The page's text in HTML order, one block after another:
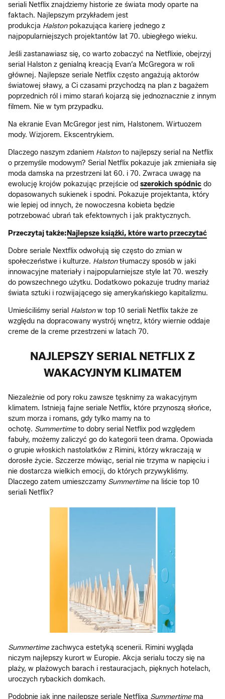
seriali Netflix znajdziemy historie ze świata mody oparte na
faktach. Najlepszym przykładem jest
produkcja Halstonpokazująca karierę jednego z
najpopularniejszych projektantów lat 70. ubiegłego wieku.
Jeśli zastanawiasz się, co warto zobaczyć na Netflixie, obejrzyj
serial Halston z genialną kreacją Evan’a McGregora w roli
głównej. Najlepsze seriale Netflix często angażują aktorów
światowej sławy, a Ci czasami przychodzą na plan z bagażem
poprzednich ról i mimo starań kojarzą się jednoznacznie z innym
filmem. Nie w tym przypadku.
Na ekranie Evan McGregor jest nim, Halstonem. Wirtuozem
mody. Wizjorem. Ekscentrykiem.
Dlaczego naszym zdaniem Halstonto najlepszy serial na Netflix
o przemyśle modowym? Serial Netflix pokazuje jak zmieniała się
moda damska na przestrzeni lat 60. i 70. Zwraca uwagę na
ewolucję krojów pokazując przejście od szerokich spódnic do
dopasowanych sukienek i spodni. Pokazuje projektanta, który
wie lepiej od innych, że nowoczesna kobieta będzie
potrzebować ubrań tak efektownych i jak praktycznych.
Przeczytaj także: Najlepsze książki, które warto przeczytać
Dobre seriale Nextflix odwołują się często do zmian w
społeczeństwe i kulturze. Halstontłumaczy sposób w jaki
innowacyjne materiały i najpopularniejsze style lat 70. weszły
do powszechnego użytku. Dodatkowo pokazuje trudny mariaż
świata sztuki i rozwijającego się amerykańskiego kapitalizmu.
Umieściliśmy serial Halstonw top 10 seriali Netflix także ze
względu na dopracowany wystrój wnętrz, który wiernie oddaje
creme de la creme przestrzeni w latach 70.
NAJLEPSZY SERIAL NETFLIX Z
WAKACYJNYM KLIMATEM
Niezależnie od pory roku zawsze tęsknimy za wakacyjnym
klimatem. Istnieją fajne seriale Netflix, które przynoszą słońce,
szum morza i romans, gdy tylko mamy na to
ochotę. Summertimeto dobry serial Netflix pod względem
fabuły, możemy zaliczyć go do kategorii teen drama. Opowiada
o grupie włoskich nastolatków z Rimini, którzy wkraczają w
dorosłe życie. Szczerze mówiąc, serial nie trzyma w napięciu i
nie dostarcza wielkich emocji, do których przywykliśmy.
Dlaczego zatem umieszczamy Summertimena liście top 10
seriali Netflix?
Summertimezachwyca estetyką scenerii. Rimini wygląda
niczym najlepszy kurort w Europie. Akcja serialu toczy się na
plaży, w plażowych barach i restauracjach, pięknych hotelach,
uroczych rybackich domkach.
Podobnie jak inne najlepsze seriale Netflixa Summertimema